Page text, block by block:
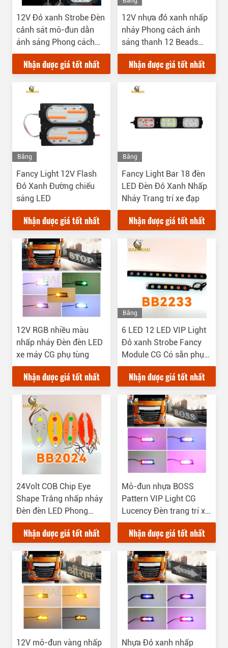
12V Đỏ xanh Strobe Đèn
cảnh sát mô-đun dẫn
ánh sáng Phong cách
ánh sáng cho xe máy
Đánh xe đạp trang trí
Nhận được giá tốt nhất
12V nhựa đỏ xanh nhấp
nháy Phong cách ánh
sáng thanh 12 Beads
module đèn
Nhận được giá tốt nhất
Băng
Fancy Light 12V Flash
Đỏ Xanh Đường chiếu
sáng LED
Nhận được giá tốt nhất
Băng
Fancy Light Bar 18 đèn
LED Đèn Đỏ Xanh Nhấp
Nháy Trang trí xe đạp
Nhận được giá tốt nhất
12V RGB nhiều màu
nhấp nháy Đèn đèn LED
xe máy CG phụ tùng
Nhận được giá tốt nhất
Băng
6 LED 12 LED VIP Light
Đỏ xanh Strobe Fancy
Module CG Có sẵn phụ
tùng ô tô
Nhận được giá tốt nhất
24Volt COB Chip Eye
Shape Trắng nhấp nháy
Đèn đèn LED Phong
cách CG
Nhận được giá tốt nhất
Mô-đun nhựa BOSS
Pattern VIP Light CG
Lucency Đèn trang trí xe
máy
Nhận được giá tốt nhất
12V mô-đun vàng nhấp
Nhựa Đỏ xanh nhấp